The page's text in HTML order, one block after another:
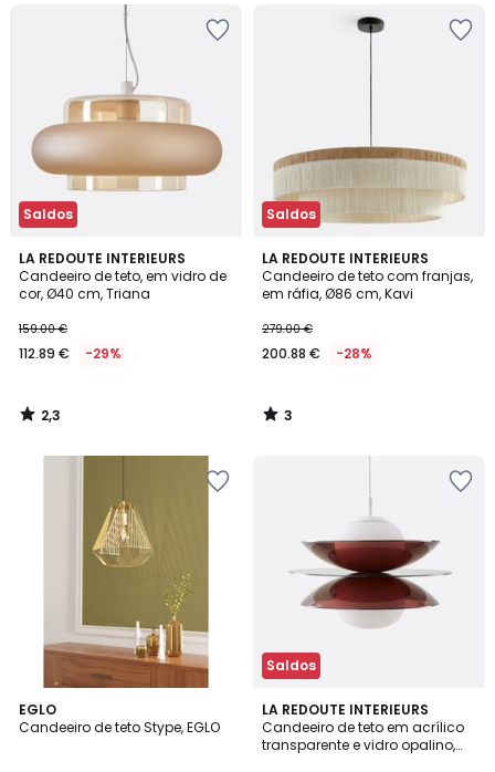
Saldos
LA REDOUTE INTERIEURS
Candeeiro de teto, em vidro de
cor, Ø40 cm, Triana
159.00 €
112.89 € -29%
2,3
/ 5
2,3
/
Saldos
LA REDOUTE INTERIEURS
Candeeiro de teto com franjas,
em ráfia, Ø86 cm, Kavi
279.00 €
200.88 € -28%
3
/
5
3
/
EGLO
Candeeiro de teto Stype, EGLO
Saldos
LA REDOUTE INTERIEURS
Candeeiro de teto em acrílico
transparente e vidro opalino,
4
/
5